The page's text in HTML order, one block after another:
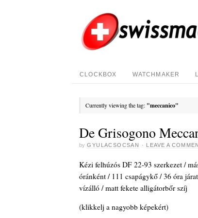
CLOCKBOX WATCHMAKER
Currently viewing the tag: "meccanico"
De Grisogono
by GYULACSOCSAN · LEAVE A
Kézi felhúzós DF 22-93 szerkezet /
óránként / 111 csapágykő / 36 óra
vízálló / matt fekete alligátorbőr szíj
(klikkelj a nagyobb képekért)